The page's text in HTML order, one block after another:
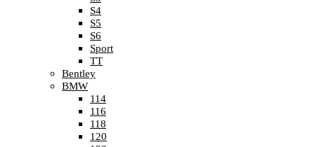
S4
S5
S6
Sport
TT
Bentley
BMW
114
116
118
120